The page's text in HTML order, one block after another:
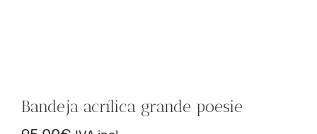
Bandeja acrílica grande poesie